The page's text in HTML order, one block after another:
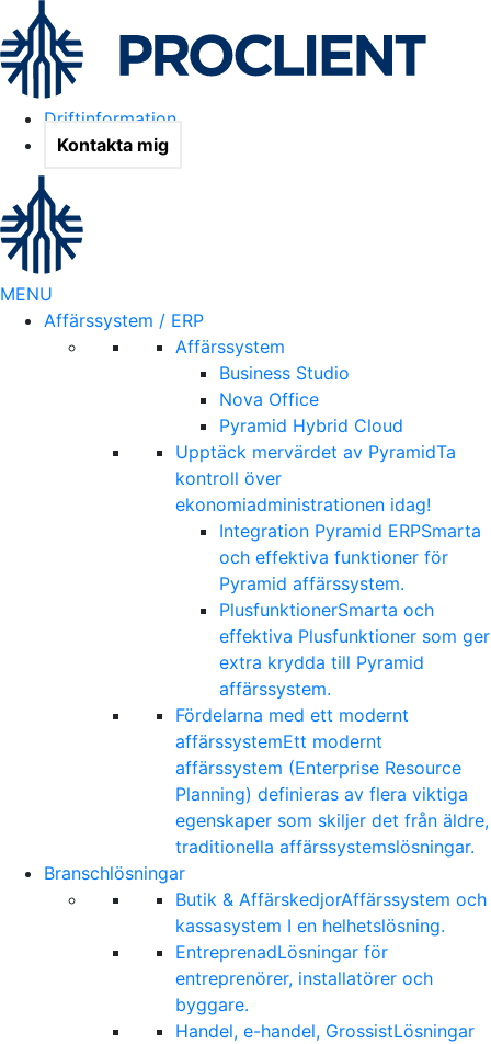
Driftinformation
Kontakta mig
MENU
Affärssystem / ERP
Affärssystem
Business Studio
Nova Office
Pyramid Hybrid Cloud
Upptäck mervärdet av PyramidTa
kontroll över
ekonomiadministrationen idag!
Integration Pyramid ERPSmarta
och effektiva funktioner för
Pyramid affärssystem.
PlusfunktionerSmarta och
effektiva Plusfunktioner som ger
extra krydda till Pyramid
affärssystem.
Fördelarna med ett modernt
affärssystemEtt modernt
affärssystem (Enterprise Resource
Planning) definieras av flera viktiga
egenskaper som skiljer det från äldre,
traditionella affärssystemslösningar.
Branschlösningar
Butik & AffärskedjorAffärssystem och
kassasystem I en helhetslösning.
EntreprenadLösningar för
entreprenörer, installatörer och
byggare.
Handel, e-handel, GrossistLösningar